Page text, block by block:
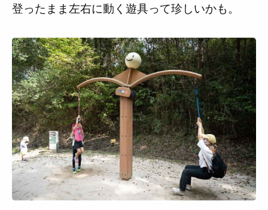
登ったまま左右に動く遊具って珍しいかも。